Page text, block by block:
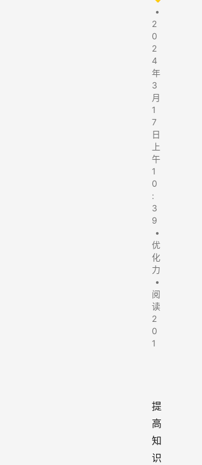
•
2
0
2
4
年
3
月
1
7
日
上
午
1
0
:
3
9
•
优
化
力
•
阅
读
2
0
1
提
高
知
识